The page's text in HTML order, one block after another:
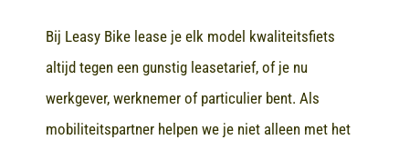
Bij Leasy Bike lease je elk model kwaliteitsfiets
altijd tegen een gunstig leasetarief, of je nu
werkgever, werknemer of particulier bent. Als
mobiliteitspartner helpen we je niet alleen met het